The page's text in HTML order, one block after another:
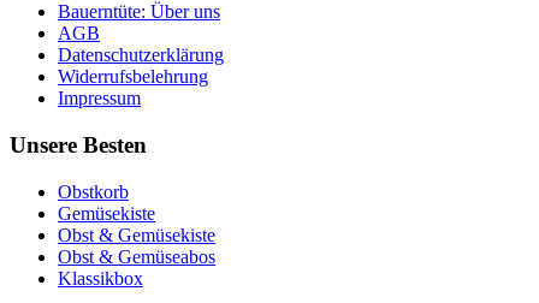
Bauerntüte: Über uns
AGB
Datenschutzerklärung
Widerrufsbelehrung
Impressum
Unsere Besten
Obstkorb
Gemüsekiste
Obst & Gemüsekiste
Obst & Gemüseabos
Klassikbox